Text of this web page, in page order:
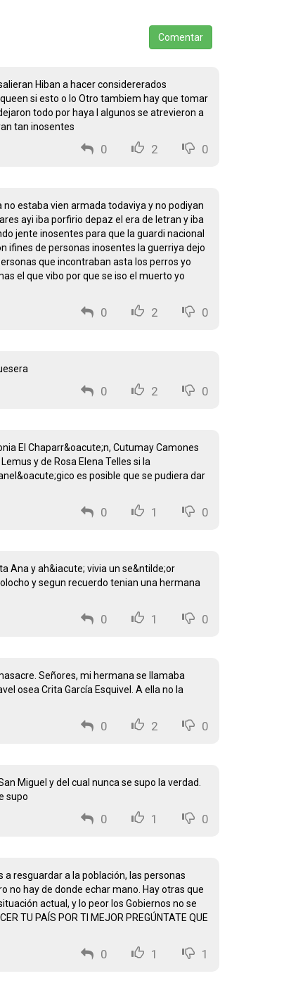
Comentar
Hiban a hacer considererados
si esto o lo Otro tambiem hay que tomar
todo por haya I algunos se atrevieron a
tan inosentes
0 2 0
estaba vien armada todaviya y no podiyan
ayi iba porfirio depaz el era de letran y iba
jente inosentes para que la guardi nacional
ifines de personas inosentes la guerriya dejo
que incontraban asta los perros yo
el que vibo por que se iso el muerto yo
0 2 0
0 2 0
El Chaparr&oacute;n, Cutumay Camones
y de Rosa Elena Telles si la
es posible que se pudiera dar
0 1 0
Ana y ah&iacute; vivia un se&ntilde;or
y segun recuerdo tenian una hermana
0 1 0
Señores, mi hermana se llamaba
osea Crita García Esquivel. A ella no la
0 2 0
Miguel y del cual nunca se supo la verdad.
supo
0 1 0
resguardar a la población, las personas
no hay de donde echar mano. Hay otras que
actual, y lo peor los Gobiernos no se
TU PAÍS POR TI MEJOR PREGÚNTATE QUE
0 1 1